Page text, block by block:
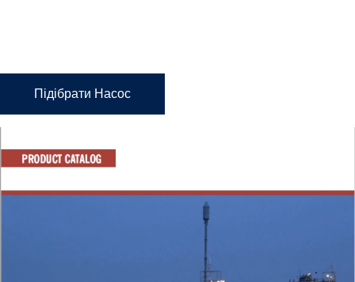
C324A
Підібрати Насос